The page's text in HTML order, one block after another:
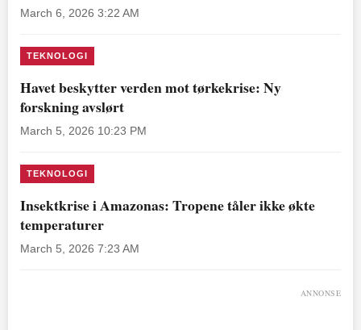
March 6, 2026 3:22 AM
TEKNOLOGI
Havet beskytter verden mot tørkekrise: Ny
forskning avslørt
March 5, 2026 10:23 PM
TEKNOLOGI
Insektkrise i Amazonas: Tropene tåler ikke økte
temperaturer
March 5, 2026 7:23 AM
ANNONSE